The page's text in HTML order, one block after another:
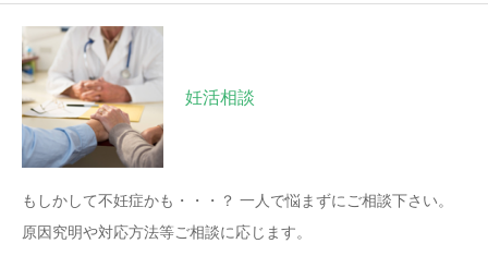
妊活相談
もしかして不妊症かも・・・？ 一人で悩まずにご相談下さい。
原因究明や対応方法等ご相談に応じます。